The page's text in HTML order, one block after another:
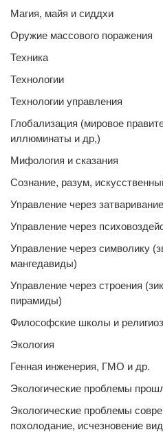
Магия, майя и сиддхи
Оружие массового поражения
Техника
Технологии
Технологии управления
Глобализация (мировое
иллюминаты и др,)
Мифология и сказания
Сознание, разум,
Управление через затваривание
Управление через
Управление через символику
мангедавиды)
Управление через строения
пирамиды)
Философские школы и
Экология
Генная инженерия, ГМО и др.
Экологические проблемы
Экологические проблемы
похолодание, исчезновение